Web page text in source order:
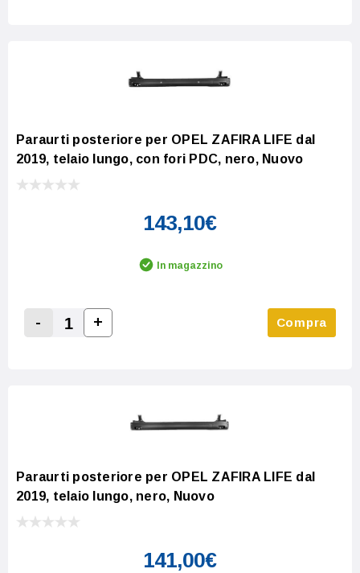
Paraurti posteriore per OPEL ZAFIRA LIFE dal
2019, telaio lungo, con fori PDC, nero, Nuovo
143,10€
In magazzino
Decrease Quantity:
-
Increase Quantity:
+ Compra
Paraurti posteriore per OPEL ZAFIRA LIFE dal
2019, telaio lungo, nero, Nuovo
141,00€